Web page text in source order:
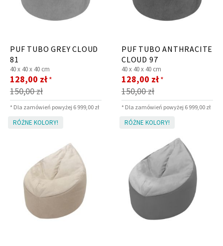
PUF TUBO GREY CLOUD
81
40 x 40 x 40 cm
150,00 zł
Cena
promocyjna
128,00 zł *
* Dla zamówień powyżej 6 999,00 zł
PUF TUBO ANTHRACITE
CLOUD 97
40 x 40 x 40 cm
150,00 zł
Cena
promocyjna
128,00 zł *
* Dla zamówień powyżej 6 999,00 zł
RÓŻNE KOLORY! RÓŻNE KOLORY!
Krzesło i fotel Wszystkie meble